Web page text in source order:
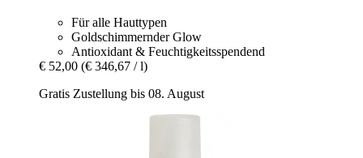
Für alle Hauttypen
Goldschimmernder Glow
Antioxidant & Feuchtigkeitsspendend
€ 52,00 (€ 346,67 / l)
Gratis Zustellung bis 08. August